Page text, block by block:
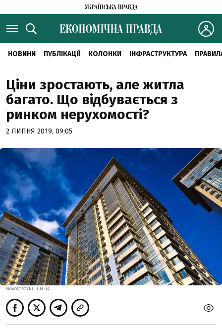
НОВИНИ ПУБЛІКАЦІЇ КОЛОНКИ ІНФРАСТРУКТУРА
Ціни зростають, але житла
багато. Що відбувається з
ринком нерухомості?
2 ЛИПНЯ 2019, 09:05
NOVOSTROYKI.LUN.UA